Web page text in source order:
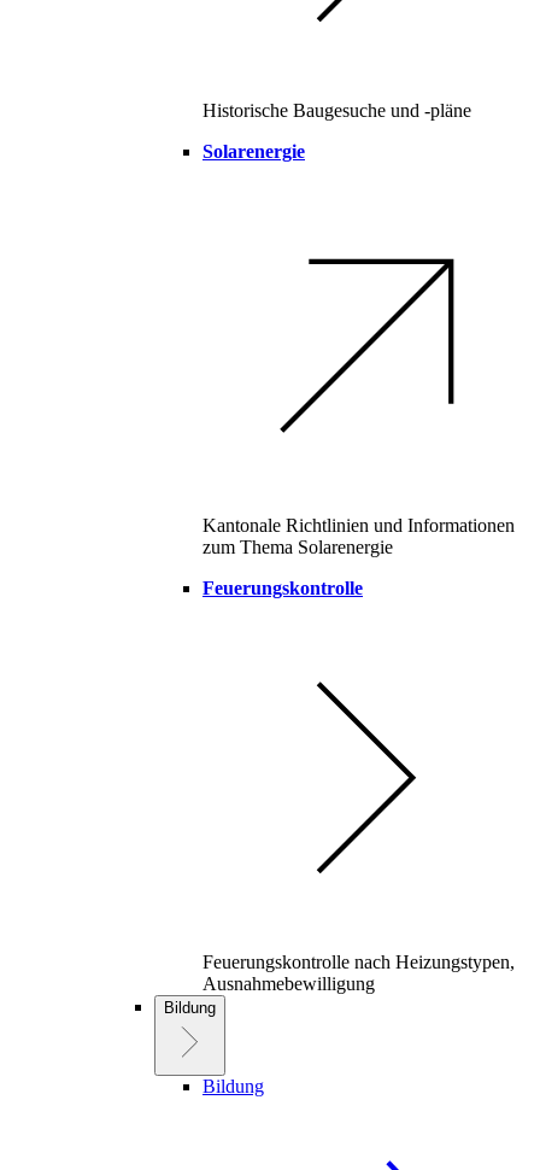
Historische Baugesuche und -pläne
Solarenergie
Kantonale Richtlinien und Informationen
zum Thema Solarenergie
Feuerungskontrolle
Feuerungskontrolle nach Heizungstypen,
Ausnahmebewilligung
Bildung
Bildung